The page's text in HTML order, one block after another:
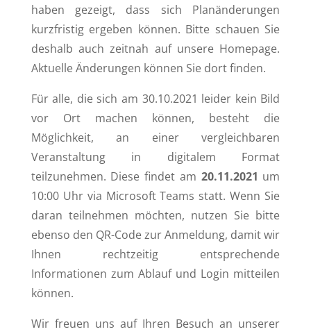
haben gezeigt, dass sich Planänderungen
kurzfristig ergeben können. Bitte schauen Sie
deshalb auch zeitnah auf unsere Homepage.
Aktuelle Änderungen können Sie dort finden.
Für alle, die sich am 30.10.2021 leider kein Bild
vor Ort machen können, besteht die
Möglichkeit, an einer vergleichbaren
Veranstaltung in digitalem Format
teilzunehmen. Diese findet am 20.11.2021 um
10:00 Uhr via Microsoft Teams statt. Wenn Sie
daran teilnehmen möchten, nutzen Sie bitte
ebenso den QR-Code zur Anmeldung, damit wir
Ihnen rechtzeitig entsprechende
Informationen zum Ablauf und Login mitteilen
können.
Wir freuen uns auf Ihren Besuch an unserer